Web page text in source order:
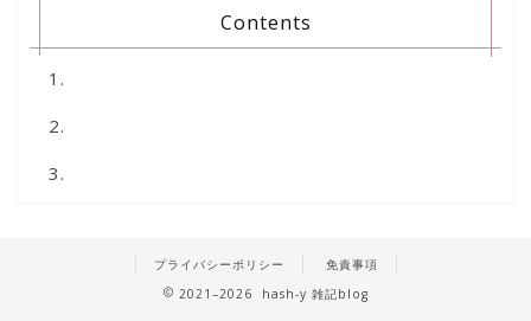
Contents
プライバシーポリシー
免責事項
2021–2026 hash-y 雑記blog